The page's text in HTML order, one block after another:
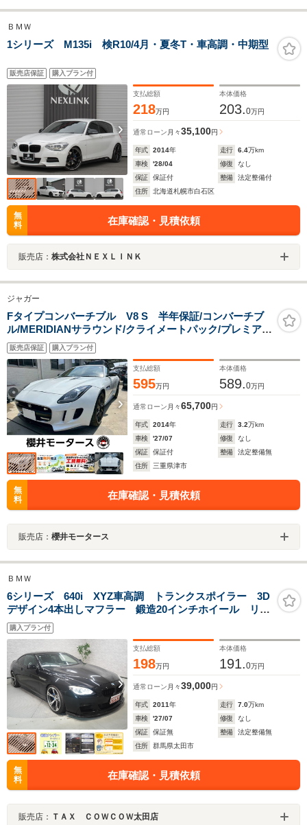
ＢＭＷ
1シリーズ M135i 検R10/4月・夏冬T・車高調・中期型
販売店保証 購入プラン付
支払総額
218万円
本体価格
203.0万円
通常ローン 月々35,100円
年式 2014年 走行 6.4万km
車検
'28/04 修復
なし
保証
保証付 整備
法定整備付
住所
北海道札幌市白石区
無
料
在庫確認・見積依頼
販売店： 株式会社ＮＥＸＬＩＮＫ
ジャガー
Fタイプコンバーチブル V8 S 半年保証/コンバーチブ
ル/MERIDIANサラウンド/クライメートパック/プレミアム
パフォーマンスシート/プレミアムレザーインテリア/20イ
ンチアロイホイール/メモリーパワーシート/シートヒータ
ー/ステアリングヒーター
販売店保証 購入プラン付
支払総額
595万円
本体価格
589.0万円
通常ローン 月々65,700円
年式 2014年 走行 3.2万km
車検
'27/07 修復
なし
保証
保証付 整備
法定整備無
住所
三重県津市
無
料
在庫確認・見積依頼
販売店： 櫻井モータース
ＢＭＷ
6シリーズ 640i XYZ車高調 トランクスポイラー 3D
デザイン4本出しマフラー 鍛造20インチホイール リア
ディフューザー CPチューニング バブリング 黒革
前シートヒーター・電動シート 純正ナビ Bカメラ
AppleCarPlay ETC
購入プラン付
支払総額
198万円
本体価格
191.0万円
通常ローン 月々39,000円
年式 2011年 走行 7.0万km
車検
'27/07 修復
なし
保証
保証無 整備
法定整備無
住所
群馬県太田市
無
料
在庫確認・見積依頼
販売店： ＴＡＸ ＣＯＷＣＯＷ太田店